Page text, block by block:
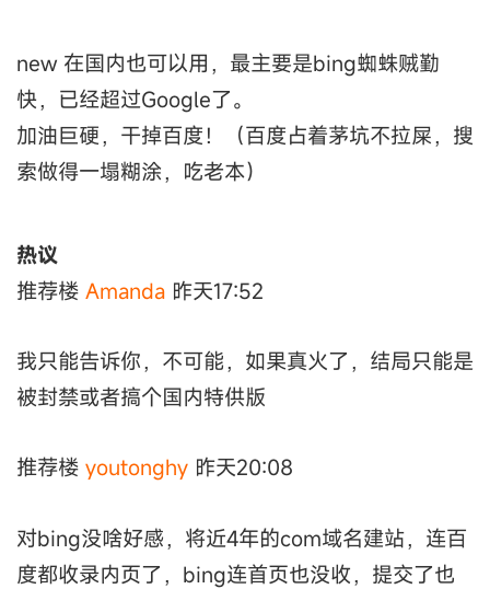
new 在国内也可以用，最主要是bing蜘蛛贼勤
快，已经超过Google了。
加油巨硬，干掉百度！（百度占着茅坑不拉屎，搜
索做得一塌糊涂，吃老本）
热议
推荐楼 Amanda 昨天17:52
我只能告诉你，不可能，如果真火了，结局只能是
被封禁或者搞个国内特供版
推荐楼 youtonghy 昨天20:08
对bing没啥好感，将近4年的com域名建站，连百
度都收录内页了，bing连首页也没收，提交了也